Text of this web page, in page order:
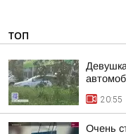
ТОП
20:55
Очень